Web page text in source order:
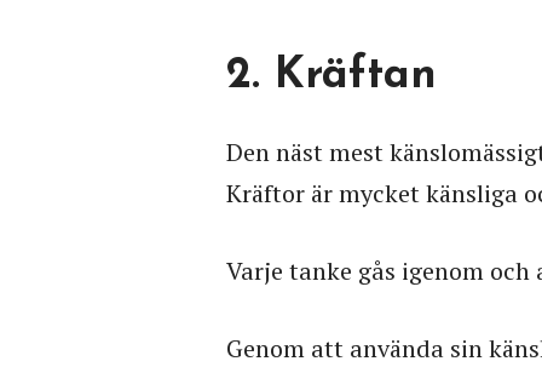
2. Kräftan
Den näst mest
Kräftor är mycket känsliga
Varje tanke gås igenom och
Genom att använda sin